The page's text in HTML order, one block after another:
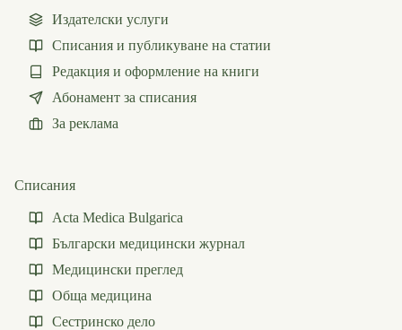
Издателски услуги
Списания и публикуване на статии
Редакция и оформление на книги
Абонамент за списания
За реклама
Списания
Acta Medica Bulgarica
Български медицински журнал
Медицински преглед
Обща медицина
Сестринско дело